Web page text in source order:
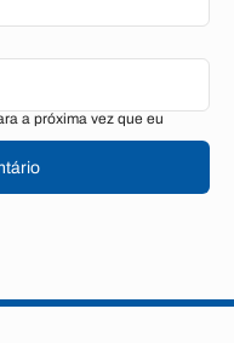
a próxima vez que eu